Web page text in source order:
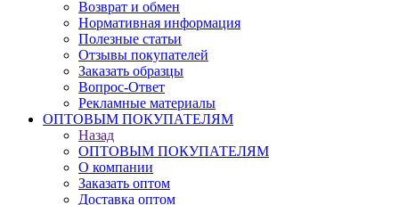
Возврат и обмен
Нормативная информация
Полезные статьи
Отзывы покупателей
Заказать образцы
Вопрос-Ответ
Рекламные материалы
ОПТОВЫМ ПОКУПАТЕЛЯМ
Назад
ОПТОВЫМ ПОКУПАТЕЛЯМ
О компании
Заказать оптом
Доставка оптом